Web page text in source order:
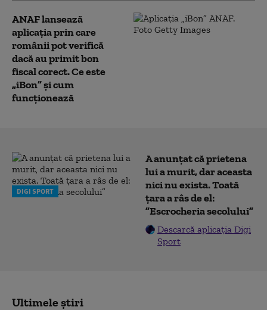
ANAF lansează
aplicația prin care
românii pot verifică
dacă au primit bon
fiscal corect. Ce este
„iBon” și cum
funcționează
DIGI SPORT
A anunțat că prietena
lui a murit, dar aceasta
nici nu exista. Toată
țara a râs de el:
”Escrocheria secolului”
Descarcă aplicația Digi
Sport
Ultimele știri